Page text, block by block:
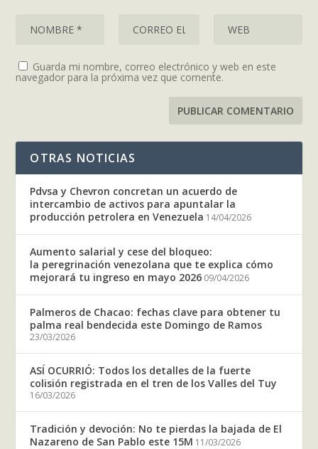
Guarda mi nombre, correo electrónico y web en este
navegador para la próxima vez que comente.
OTRAS NOTICIAS
Pdvsa y Chevron concretan un acuerdo de
intercambio de activos para apuntalar la
producción petrolera en Venezuela 14/04/2026
Aumento salarial y cese del bloqueo:
la peregrinación venezolana que te explica cómo
mejorará tu ingreso en mayo 2026 09/04/2026
Palmeros de Chacao: fechas clave para obtener tu
palma real bendecida este Domingo de Ramos
23/03/2026
ASÍ OCURRIÓ: Todos los detalles de la fuerte
colisión registrada en el tren de los Valles del Tuy
16/03/2026
Tradición y devoción: No te pierdas la bajada de El
Nazareno de San Pablo este 15M 11/03/2026